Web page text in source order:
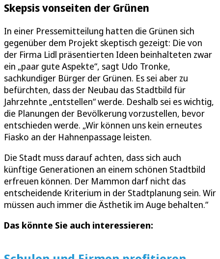
Skepsis vonseiten der Grünen
In einer Pressemitteilung hatten die Grünen sich
gegenüber dem Projekt skeptisch gezeigt: Die von
der Firma Lidl präsentierten Ideen beinhalteten zwar
ein „paar gute Aspekte“, sagt Udo Tronke,
sachkundiger Bürger der Grünen. Es sei aber zu
befürchten, dass der Neubau das Stadtbild für
Jahrzehnte „entstellen“ werde. Deshalb sei es wichtig,
die Planungen der Bevölkerung vorzustellen, bevor
entschieden werde. „Wir können uns kein erneutes
Fiasko an der Hahnenpassage leisten.
Die Stadt muss darauf achten, dass sich auch
künftige Generationen an einem schönen Stadtbild
erfreuen können. Der Mammon darf nicht das
entscheidende Kriterium in der Stadtplanung sein. Wir
müssen auch immer die Ästhetik im Auge behalten.“
Das könnte Sie auch interessieren: